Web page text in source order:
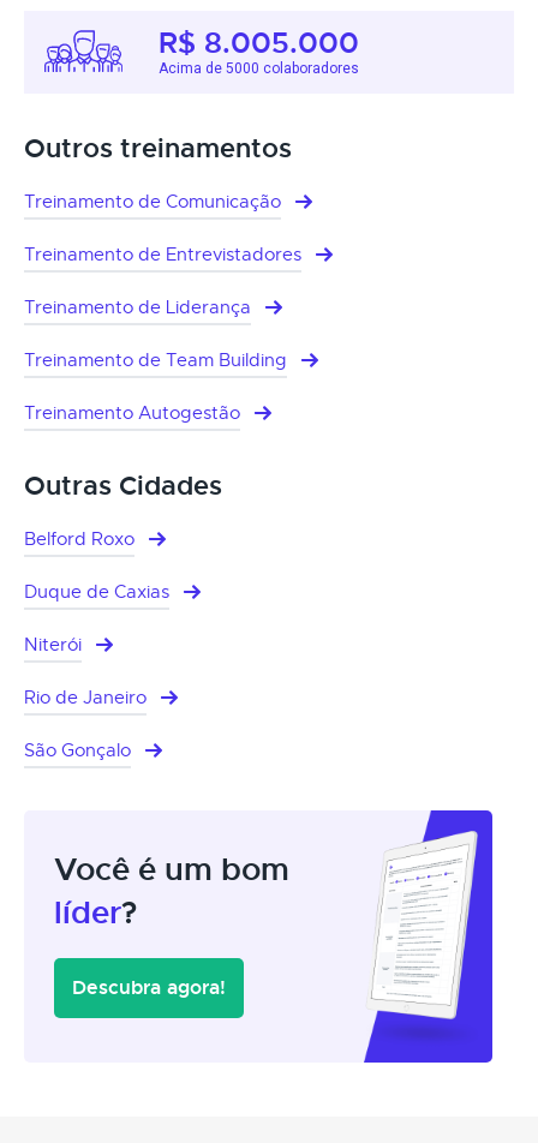
R$ 8.005.000
Acima de 5000 colaboradores
Outros treinamentos
Treinamento de Comunicação
Treinamento de Entrevistadores
Treinamento de Liderança
Treinamento de Team Building
Treinamento Autogestão
Outras Cidades
Belford Roxo
Duque de Caxias
Niterói
Rio de Janeiro
São Gonçalo
Você é um bom
líder?
Descubra agora!